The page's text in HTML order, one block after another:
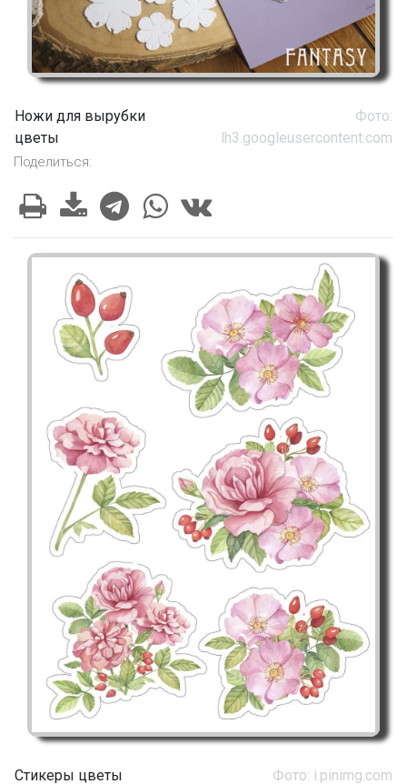
Ножи для вырубки
цветы
Фото:
lh3.googleusercontent.com
Поделиться:
Стикеры цветы Фото: i.pinimg.com